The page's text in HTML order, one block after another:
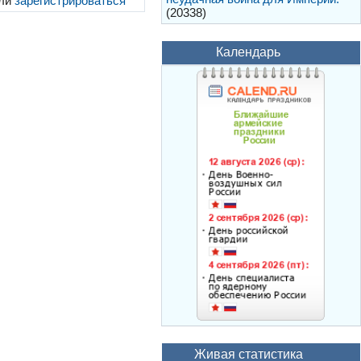
(20338)
Календарь
Живая статистика